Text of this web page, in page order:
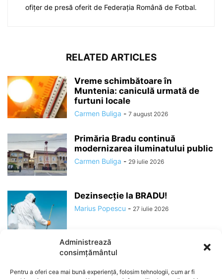
Administrează
consimțământul
Pentru a oferi cea mai bună experiență, folosim tehnologii, cum ar fi
ofițer de presă oferit de Federația Română de Fotbal.
RELATED ARTICLES
Vreme schimbătoare în
Muntenia: caniculă urmată de
furtuni locale
Carmen Buliga - 7 august 2026
Primăria Bradu continuă
modernizarea iluminatului public
Carmen Buliga - 29 iulie 2026
Dezinsecție la BRADU!
Marius Popescu - 27 iulie 2026